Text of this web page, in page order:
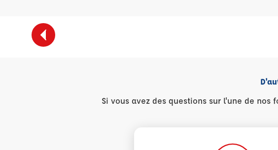
Si vous avez des questions sur l'une de